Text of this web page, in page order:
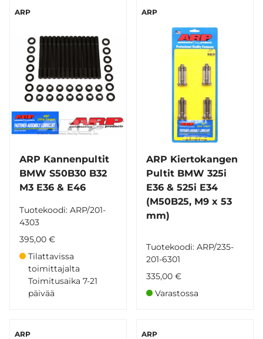
ARP
ARP Kannenpultit
BMW S50B30 B32
M3 E36 & E46
Tuotekoodi: ARP/201-
4303
395,00 €
Tilattavissa
toimittajalta
Toimitusaika 7-21
päivää
ARP
ARP Kiertokangen
Pultit BMW 325i
E36 & 525i E34
(M50B25, M9 x 53
mm)
Tuotekoodi: ARP/235-
201-6301
335,00 €
Varastossa
ARP ARP